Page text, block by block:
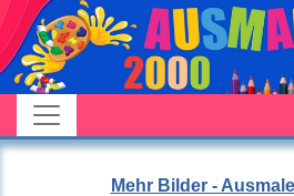
Mehr Bilder -